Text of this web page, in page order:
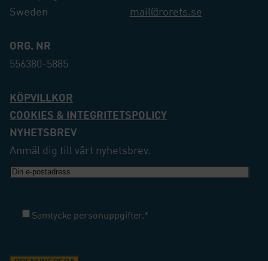
Sweden
mail@rorets.se
ORG. NR
556380-5885
KÖPVILLKOR
COOKIES & INTEGRITETSPOLICY
NYHETSBREV
Anmäl dig till vårt nyhetsbrev.
E-
Samtycke*
Samtycke personuppgifter.*